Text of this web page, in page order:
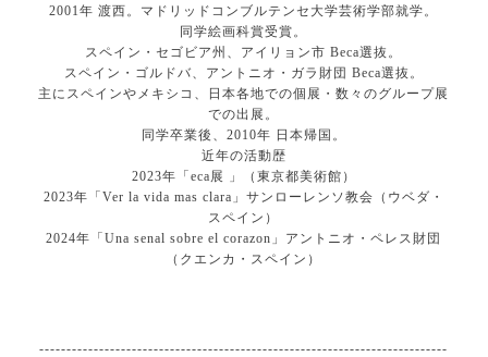
2001年 渡西。マドリッドコンブルテンセ大学芸術学部就学。
同学絵画科賞受賞。
スペイン・セゴビア州、アイリョン市 Beca選抜。
スペイン・ゴルドバ、アントニオ・ガラ財団 Beca選抜。
主にスペインやメキシコ、日本各地での個展・数々のグループ展
での出展。
同学卒業後、2010年 日本帰国。
近年の活動歴
2023年「eca展 」（東京都美術館）
2023年「Ver la vida mas clara」サンローレンソ教会（ウベダ・
スペイン）
2024年「Una senal sobre el corazon」アントニオ・ペレス財団
（クエンカ・スペイン）
---------------------------------------------------------------------------